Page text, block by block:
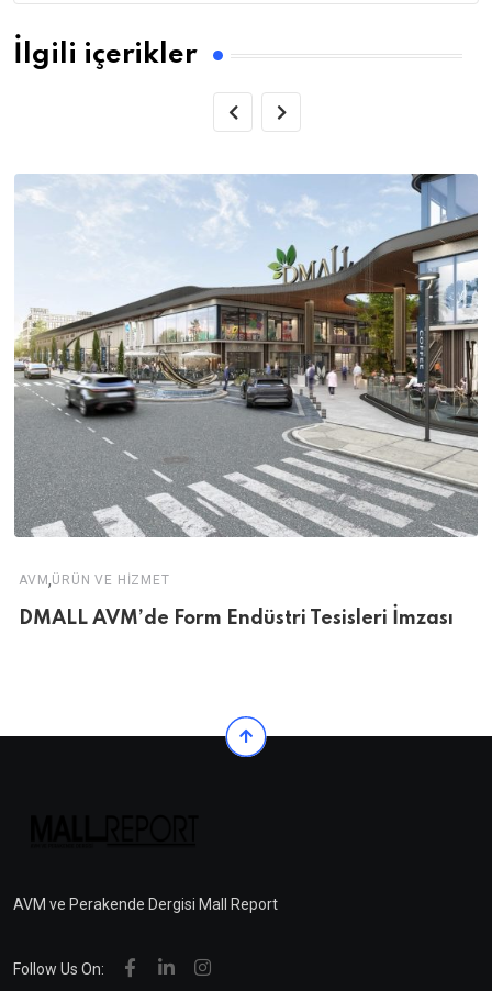
İlgili içerikler
AVM,ÜRÜN VE HIZMET
DMALL AVM’de Form Endüstri Tesisleri İmzası
AVM ve Perakende Dergisi Mall Report
Follow Us On: